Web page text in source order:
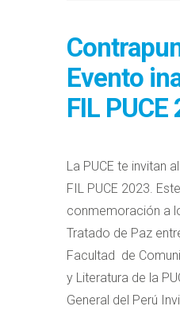
Evento
FIL PUCE
La PUCE te invitan
FIL PUCE 2023.
conmemoración a
Tratado de Paz
Facultad de
y Literatura de la
General del Perú